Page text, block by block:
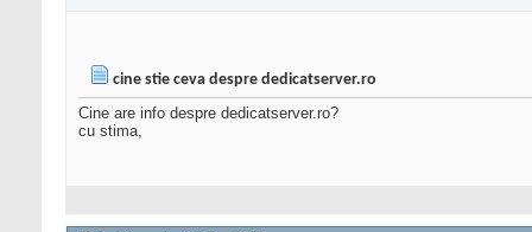
cine stie ceva despre dedicatserver.ro
Cine are info despre dedicatserver.ro?
cu stima,